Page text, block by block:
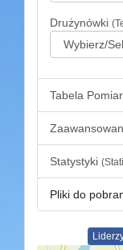
Drużynówki
Tabela
Statystyki
Pliki do